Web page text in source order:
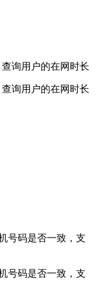
询用户的在网时长
询用户的在网时长
号码是否一致，支
号码是否一致，支